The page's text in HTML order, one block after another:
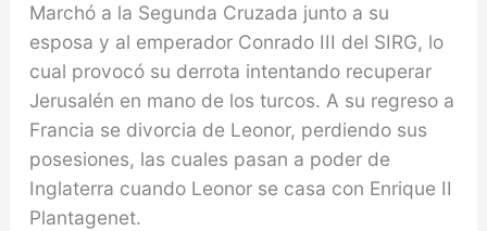
Marchó a la Segunda Cruzada junto a su
esposa y al emperador Conrado III del SIRG, lo
cual provocó su derrota intentando re­cuperar
Jerusalén en mano de los turcos. A su regreso a
Francia se divorcia de Leonor, perdiendo sus
pose­siones, las cuales pasan a poder de
Inglaterra cuando Leonor se casa con Enrique II
Plantagenet.